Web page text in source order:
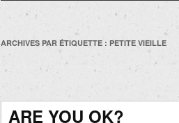
ARCHIVES PAR ÉTIQUETTE : PETITE VIEILLE
ARE YOU OK?